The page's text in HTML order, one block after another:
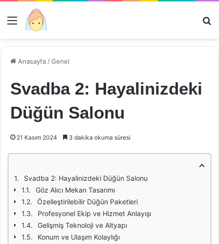
Menü
Anasayfa /Genel
Svadba 2: Hayalinizdeki
Düğün Salonu
21 Kasım 2024 3 dakika okuma süresi
Svadba 2: Hayalinizdeki Düğün Salonu
Göz Alıcı Mekan Tasarımı
Özelleştirilebilir Düğün Paketleri
Profesyonel Ekip ve Hizmet Anlayışı
Gelişmiş Teknoloji ve Altyapı
Konum ve Ulaşım Kolaylığı